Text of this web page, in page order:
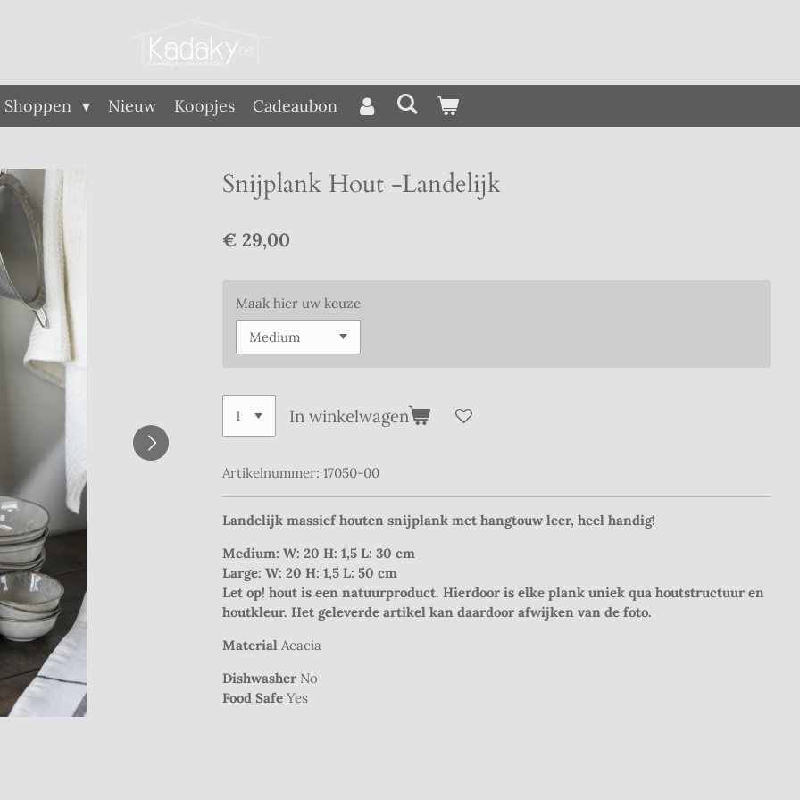
Shoppen Nieuw Koopjes Cadeaubon
Snijplank Hout -Landelijk
€ 29,00
Maak hier uw keuze
In winkelwagen
Artikelnummer: 17050-00
Landelijk massief houten snijplank met hangtouw leer, heel handig!
Medium: W: 20 H: 1,5 L: 30 cm
Large: W: 20 H: 1,5 L: 50 cm
Let op! hout is een natuurproduct. Hierdoor is elke plank uniek qua houtstructuur en
houtkleur. Het geleverde artikel kan daardoor afwijken van de foto.
Material Acacia
Dishwasher No
Food Safe Yes